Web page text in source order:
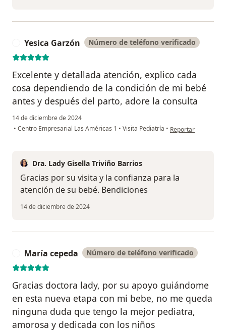
Yesica Garzón Número de teléfono verificado
Excelente y detallada atención, explico cada
cosa dependiendo de la condición de mi bebé
antes y después del parto, adore la consulta
14 de diciembre de 2024
• Centro Empresarial Las Américas 1 • Visita Pediatría • en opinión del
Reportar
Dra. Lady Gisella Triviño Barrios
Gracias por su visita y la confianza para la
atención de su bebé. Bendiciones
14 de diciembre de 2024
María cepeda Número de teléfono verificado
Gracias doctora lady, por su apoyo guiándome
en esta nueva etapa con mi bebe, no me queda
ninguna duda que tengo la mejor pediatra,
amorosa y dedicada con los niños